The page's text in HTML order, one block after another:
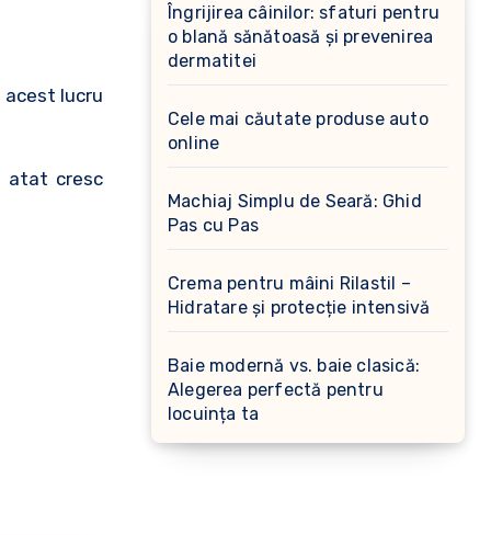
acest lucru
atat cresc
Îngrijirea câinilor: sfaturi pentru
o blană sănătoasă și prevenirea
dermatitei
Cele mai căutate produse auto
online
Machiaj Simplu de Seară: Ghid
Pas cu Pas
Crema pentru mâini Rilastil –
Hidratare și protecție intensivă
Baie modernă vs. baie clasică:
Alegerea perfectă pentru
locuința ta